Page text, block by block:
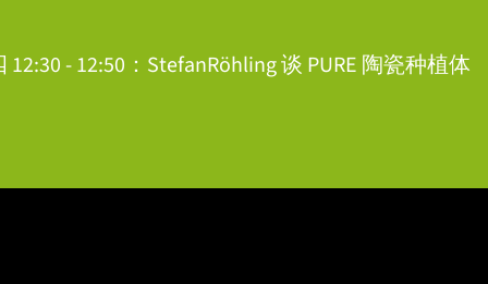
- 12:50：StefanRöhling 谈 PURE 陶瓷种植体